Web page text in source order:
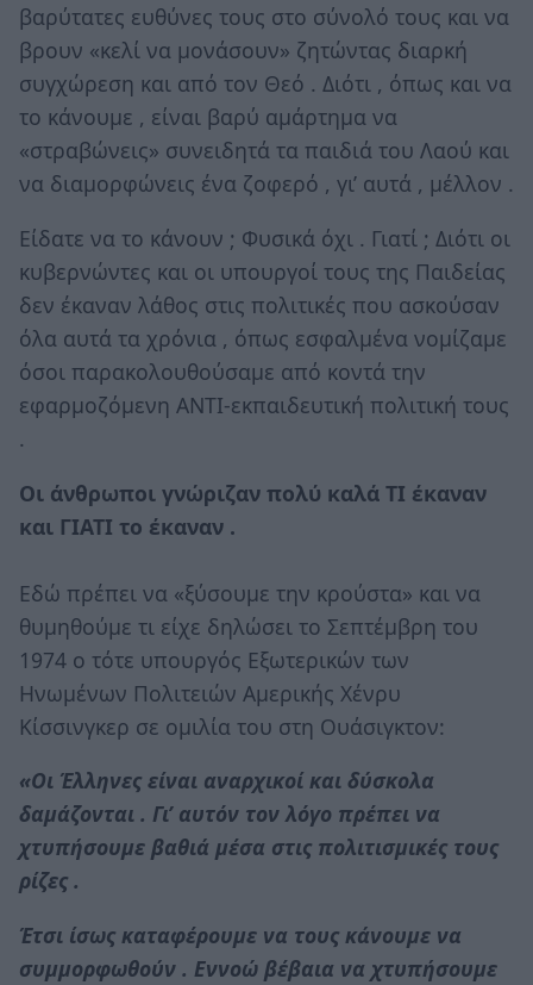
βαρύτατες ευθύνες τους στο σύνολό τους και να
βρουν «κελί να μονάσουν» ζητώντας διαρκή
συγχώρεση και από τον Θεό . Διότι , όπως και να
το κάνουμε , είναι βαρύ αμάρτημα να
«στραβώνεις» συνειδητά τα παιδιά του Λαού και
να διαμορφώνεις ένα ζοφερό , γι’ αυτά , μέλλον .
Είδατε να το κάνουν ; Φυσικά όχι . Γιατί ; Διότι οι
κυβερνώντες και οι υπουργοί τους της Παιδείας
δεν έκαναν λάθος στις πολιτικές που ασκούσαν
όλα αυτά τα χρόνια , όπως εσφαλμένα νομίζαμε
όσοι παρακολουθούσαμε από κοντά την
εφαρμοζόμενη ΑΝΤΙ-εκπαιδευτική πολιτική τους
.
Οι άνθρωποι γνώριζαν πολύ καλά ΤΙ έκαναν
και ΓΙΑΤΙ το έκαναν .
Εδώ πρέπει να «ξύσουμε την κρούστα» και να
θυμηθούμε τι είχε δηλώσει το Σεπτέμβρη του
1974 ο τότε υπουργός Εξωτερικών των
Ηνωμένων Πολιτειών Αμερικής Χένρυ
Κίσσινγκερ σε ομιλία του στη Ουάσιγκτον:
«Οι Έλληνες είναι αναρχικοί και δύσκολα
δαμάζονται . Γι’ αυτόν τον λόγο πρέπει να
χτυπήσουμε βαθιά μέσα στις πολιτισμικές τους
ρίζες .
Έτσι ίσως καταφέρουμε να τους κάνουμε να
συμμορφωθούν . Εννοώ βέβαια να χτυπήσουμε